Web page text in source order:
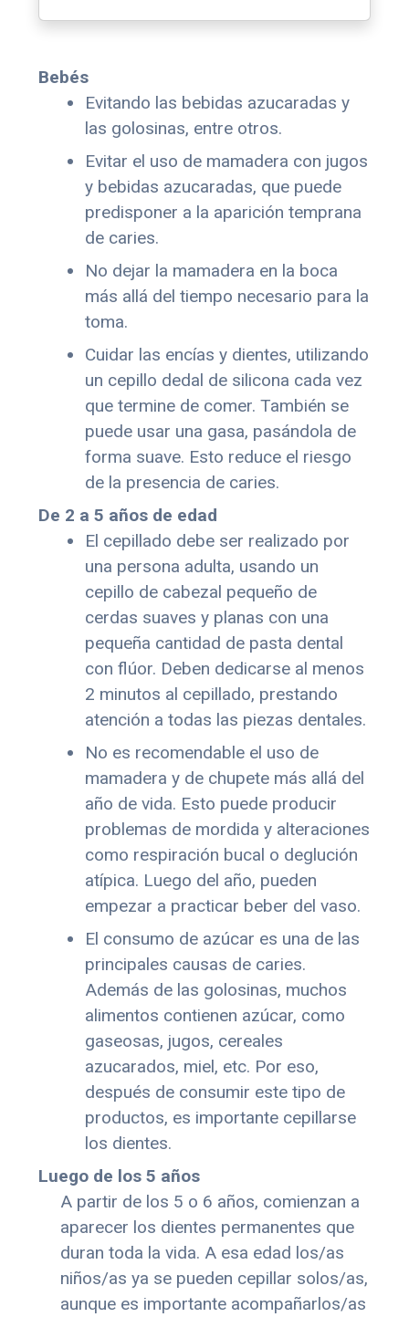
Bebés
Evitando las bebidas azucaradas y
las golosinas, entre otros.
Evitar el uso de mamadera con jugos
y bebidas azucaradas, que puede
predisponer a la aparición temprana
de caries.
No dejar la mamadera en la boca
más allá del tiempo necesario para la
toma.
Cuidar las encías y dientes, utilizando
un cepillo dedal de silicona cada vez
que termine de comer. También se
puede usar una gasa, pasándola de
forma suave. Esto reduce el riesgo
de la presencia de caries.
De 2 a 5 años de edad
El cepillado debe ser realizado por
una persona adulta, usando un
cepillo de cabezal pequeño de
cerdas suaves y planas con una
pequeña cantidad de pasta dental
con flúor. Deben dedicarse al menos
2 minutos al cepillado, prestando
atención a todas las piezas dentales.
No es recomendable el uso de
mamadera y de chupete más allá del
año de vida. Esto puede producir
problemas de mordida y alteraciones
como respiración bucal o deglución
atípica. Luego del año, pueden
empezar a practicar beber del vaso.
El consumo de azúcar es una de las
principales causas de caries.
Además de las golosinas, muchos
alimentos contienen azúcar, como
gaseosas, jugos, cereales
azucarados, miel, etc. Por eso,
después de consumir este tipo de
productos, es importante cepillarse
los dientes.
Luego de los 5 años
A partir de los 5 o 6 años, comienzan a
aparecer los dientes permanentes que
duran toda la vida. A esa edad los/as
niños/as ya se pueden cepillar solos/as,
aunque es importante acompañarlos/as